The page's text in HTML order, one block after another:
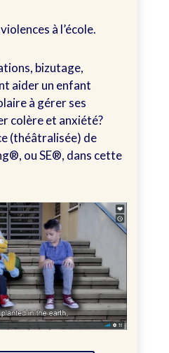
à l’école.
bizutage,
aider un enfant
à gérer ses
colère et anxiété?
(théâtralisée) de
ou SE®, dans cette